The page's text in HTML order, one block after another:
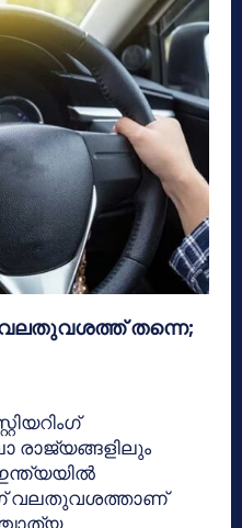
വലതുവശത്ത് തന്നെ;
വലതുവശത്താണ്